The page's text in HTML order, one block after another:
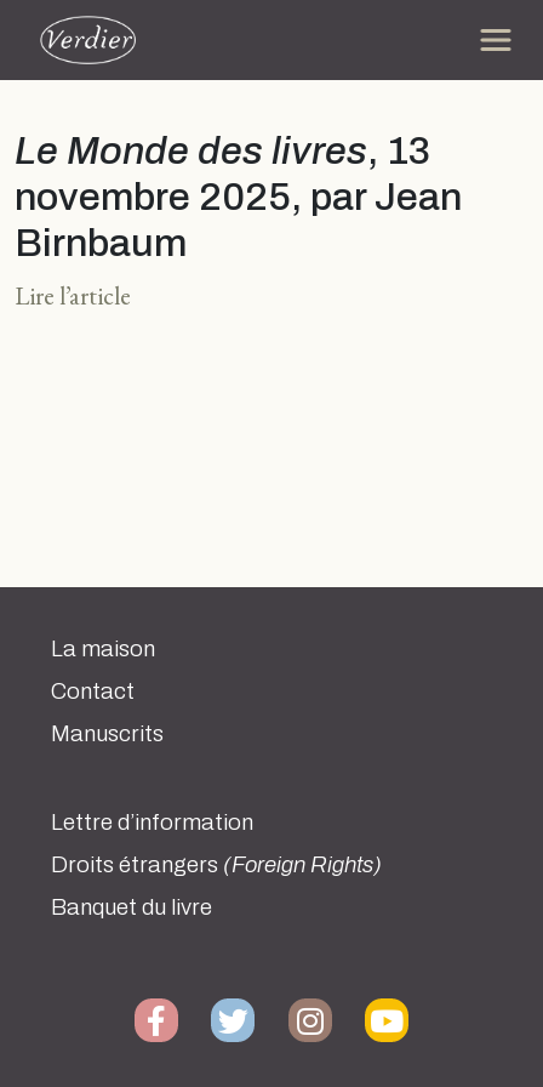
Le Monde des livres, 13
novembre 2025, par Jean
Birnbaum
Lire l’article
La maison
Contact
Manuscrits
Lettre d’information
Droits étrangers (Foreign Rights)
Banquet du livre